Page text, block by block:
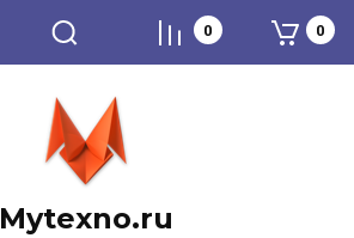
Mytexno.ru
0 0